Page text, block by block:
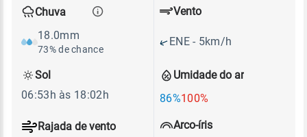
Chuva
18.0mm
73% de chance
Umidade do ar
86%100%
Vento
ENE - 5km/h
Rajada de vento
Sol
06:53h às 18:02h
Arco-íris